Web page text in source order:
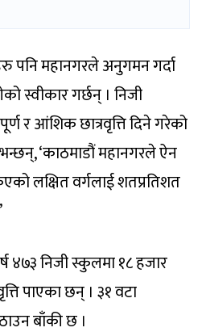
पनि महानगरले अनुगमन गर्दा
स्वीकार गर्छन् । निजी
र आंशिक छात्रवृत्ति दिने गरेको
‘काठमाडौं महानगरले ऐन
लक्षित वर्गलाई शतप्रतिशत
४७३ निजी स्कुलमा १८ हजार
पाएका छन् । ३१ वटा
बाँकी छ ।